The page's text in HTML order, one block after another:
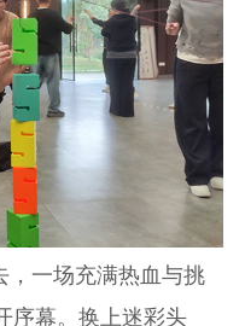
一场充满热血与挑
序幕。换上迷彩头